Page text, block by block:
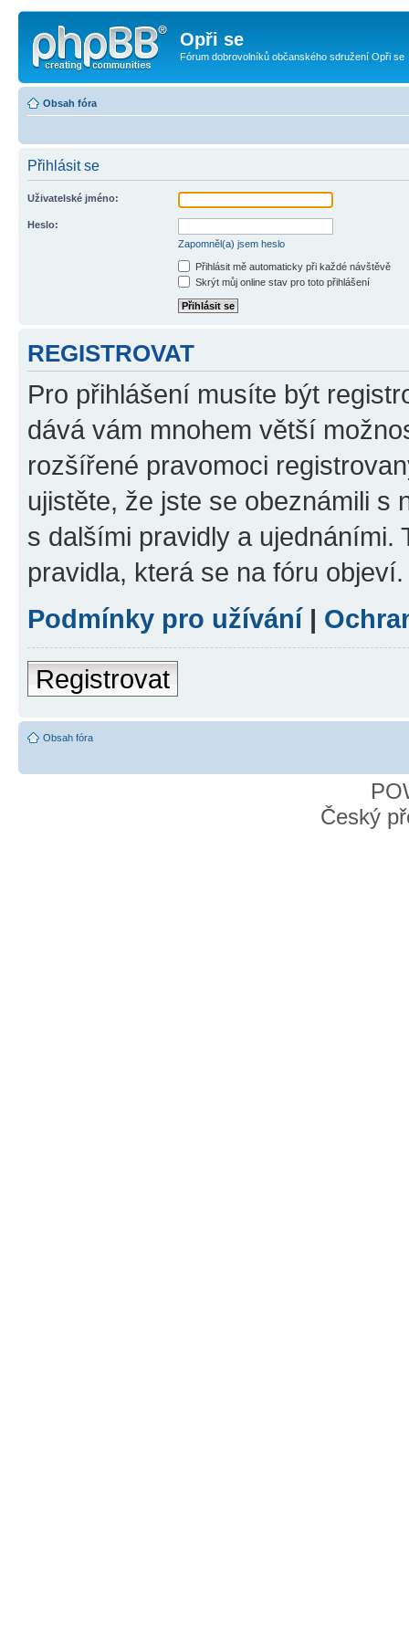
Opři se
Fórum dobrovolníků občanského sdružení Opři se
Obsah fóra
Přihlásit se
Uživatelské jméno:
Heslo:
Zapomněl(a) jsem heslo
Přihlásit mě automaticky při každé návštěvě
Skrýt můj online stav pro toto přihlášení
REGISTROVAT
Pro přihlášení musíte být
dává vám mnohem větší
rozšířené pravomoci
ujistěte, že jste se obeznámili s
s dalšími pravidly a ujednáními.
pravidla, která se na fóru objeví.
Podmínky pro užívání |
Registrovat
Obsah fóra
Český